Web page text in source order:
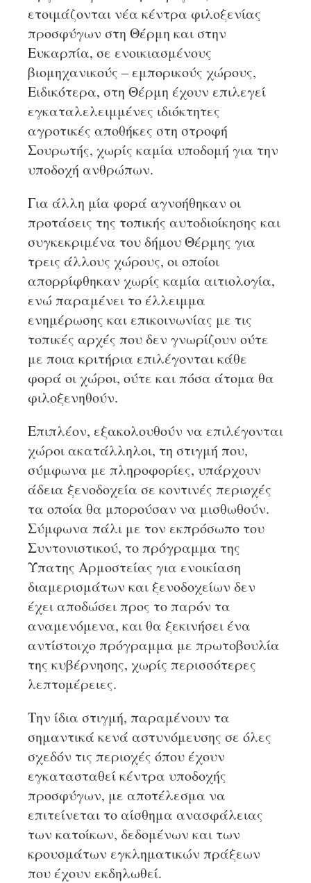
ετοιμάζονται νέα κέντρα φιλοξενίας
προσφύγων στη Θέρμη και στην
Ευκαρπία, σε ενοικιασμένους
βιομηχανικούς – εμπορικούς χώρους,
Ειδικότερα, στη Θέρμη έχουν επιλεγεί
εγκαταλελειμμένες ιδιόκτητες
αγροτικές αποθήκες στη στροφή
Σουρωτής, χωρίς καμία υποδομή για την
υποδοχή ανθρώπων.
Για άλλη μία φορά αγνοήθηκαν οι
προτάσεις της τοπικής αυτοδιοίκησης και
συγκεκριμένα του δήμου Θέρμης για
τρεις άλλους χώρους, οι οποίοι
απορρίφθηκαν χωρίς καμία αιτιολογία,
ενώ παραμένει το έλλειμμα
ενημέρωσης και επικοινωνίας με τις
τοπικές αρχές που δεν γνωρίζουν ούτε
με ποια κριτήρια επιλέγονται κάθε
φορά οι χώροι, ούτε και πόσα άτομα θα
φιλοξενηθούν.
Επιπλέον, εξακολουθούν να επιλέγονται
χώροι ακατάλληλοι, τη στιγμή που,
σύμφωνα με πληροφορίες, υπάρχουν
άδεια ξενοδοχεία σε κοντινές περιοχές
τα οποία θα μπορούσαν να μισθωθούν.
Σύμφωνα πάλι με τον εκπρόσωπο του
Συντονιστικού, το πρόγραμμα της
Ύπατης Αρμοστείας για ενοικίαση
διαμερισμάτων και ξενοδοχείων δεν
έχει αποδώσει προς το παρόν τα
αναμενόμενα, και θα ξεκινήσει ένα
αντίστοιχο πρόγραμμα με πρωτοβουλία
της κυβέρνησης, χωρίς περισσότερες
λεπτομέρειες.
Την ίδια στιγμή, παραμένουν τα
σημαντικά κενά αστυνόμευσης σε όλες
σχεδόν τις περιοχές όπου έχουν
εγκατασταθεί κέντρα υποδοχής
προσφύγων, με αποτέλεσμα να
επιτείνεται το αίσθημα ανασφάλειας
των κατοίκων, δεδομένων και των
κρουσμάτων εγκληματικών πράξεων
που έχουν εκδηλωθεί.